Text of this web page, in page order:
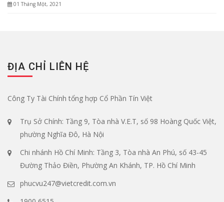
01 Tháng Một, 2021
ĐỊA CHỈ LIÊN HỆ
Công Ty Tài Chính tổng hợp Cổ Phần Tín Việt
Trụ Sở Chính: Tầng 9, Tòa nhà V.E.T, số 98 Hoàng Quốc Việt,
phường Nghĩa Đô, Hà Nội
Chi nhánh Hồ Chí Minh: Tầng 3, Tòa nhà An Phú, số 43-45
Đường Thảo Điền, Phường An Khánh, TP. Hồ Chí Minh
phucvu247@vietcredit.com.vn